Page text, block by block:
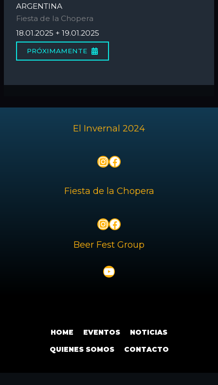
ARGENTINA
Fiesta de la Chopera
18.01.2025 + 19.01.2025
PRÓXIMAMENTE
El Invernal 2024
Instagram
Facebook
Fiesta de la Chopera
Instagram
Facebook
Beer Fest Group
YouTube
HOME EVENTOS NOTICIAS
QUIENES SOMOS CONTACTO